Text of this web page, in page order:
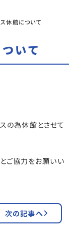
休館について
いて
の為休館とさせて
ご協力をお願いい
次の記事へ